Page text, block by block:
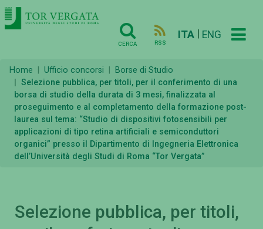
CERCA RSS
ITA ENG
Home Ufficio concorsi
Borse di Studio
Selezione pubblica, per titoli, per il conferimento di una
borsa di studio della durata di 3 mesi, finalizzata al
proseguimento e al completamento della formazione post-
laurea sul tema: “Studio di dispositivi fotosensibili per
applicazioni di tipo retina artificiali e semiconduttori
organici” presso il Dipartimento di Ingegneria Elettronica
dell’Università degli Studi di Roma “Tor Vergata”
Selezione pubblica, per titoli,